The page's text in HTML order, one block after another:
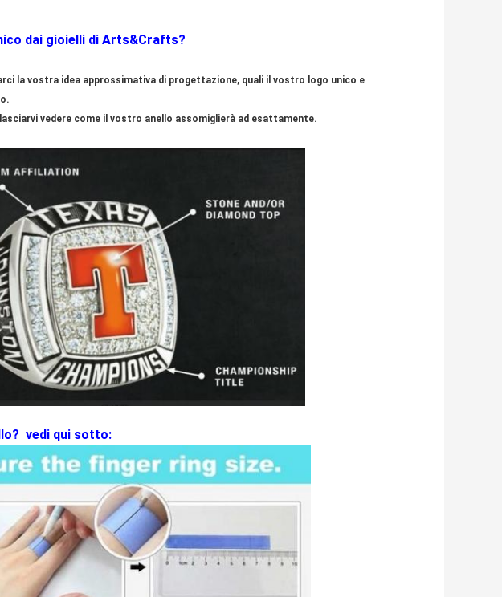
dai gioielli di Arts&Crafts?
la vostra idea approssimativa di progettazione, quali il vostro logo unico e
vedere come il vostro anello assomiglierà ad esattamente.
vedi qui sotto: